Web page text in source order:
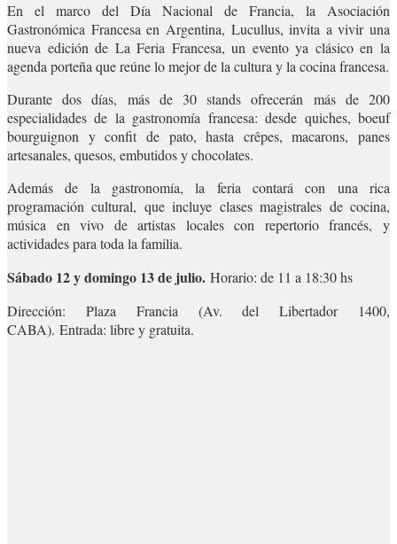
En el marco del Día Nacional de Francia, la Asociación
Gastronómica Francesa en Argentina, Lucullus, invita a vivir una
nueva edición de La Feria Francesa, un evento ya clásico en la
agenda porteña que reúne lo mejor de la cultura y la cocina francesa.
Durante dos días, más de 30 stands ofrecerán más de 200
especialidades de la gastronomía francesa: desde quiches, boeuf
bourguignon y confit de pato, hasta crêpes, macarons, panes
artesanales, quesos, embutidos y chocolates.
Además de la gastronomía, la feria contará con una rica
programación cultural, que incluye clases magistrales de cocina,
música en vivo de artistas locales con repertorio francés, y
actividades para toda la familia.
Sábado 12 y domingo 13 de julio. Horario: de 11 a 18:30 hs
Dirección: Plaza Francia (Av. del Libertador 1400,
CABA). Entrada: libre y gratuita.